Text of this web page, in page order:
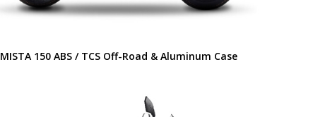
MISTA 150 ABS / TCS Off-Road & Aluminum Case